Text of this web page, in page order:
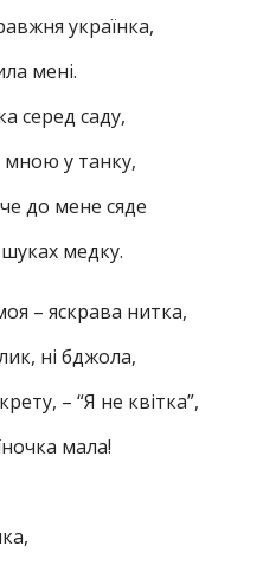
українка,
мені.
серед саду,
у танку,
до мене сяде
медку.
– яскрава нитка,
ні бджола,
– “Я не квітка”,
мала!